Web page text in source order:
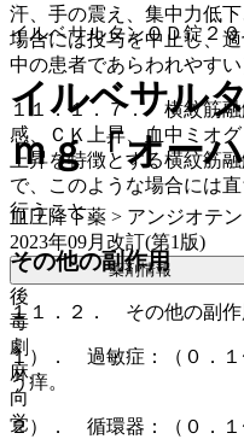
汗、手の震え、集中力低
場合には投与を中止し、
中の患者であらわれやすい
１１．１．７． 横紋筋融
感、ＣＫ上昇、血中ミオ
上昇を特徴とする横紋筋
で、このような場合には
行うこと。
その他の副作用
１１．２． その他の副作
１）． 過敏症：（０．１
う痒。
２）． 循環器：（０．１
イルベサルタンＯＤ錠２
イルベサル
ｍｇ「オー
血圧降下薬 > アンジオテ
2023年09月改訂(第1版)
薬剤情報
後
毒
劇
麻
向
覚